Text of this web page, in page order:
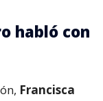
habló con
Francisca